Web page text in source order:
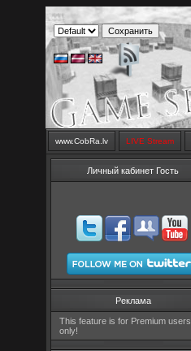
www.CobRa.lv LIVE Stream
Личный кабинет Гость
Реклама
This feature is for Premium users
only!